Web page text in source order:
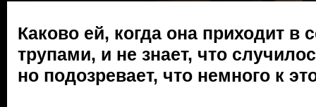
Каково ей, когда она приходит в
трупами, и не знает, что
но подозревает, что немного к